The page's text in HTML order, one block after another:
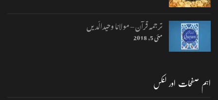
ترجمہ قرآن – مولانا وحیدالّدیں
مئی 5, 2018
اہم صفحات اور لنکس